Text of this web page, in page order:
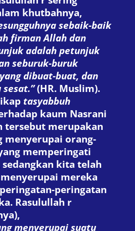
khutbahnya,
sebaik-baik
firman Allah dan
adalah petunjuk
seburuk-buruk
dibuat-buat, dan
(HR. Muslim).
tasyabbuh
kaum Nasrani
merupakan
menyerupai orang-
memperingati
sedangkan kita telah
mereka
peringatan
Rasulullah r
,
menyerupai suatu